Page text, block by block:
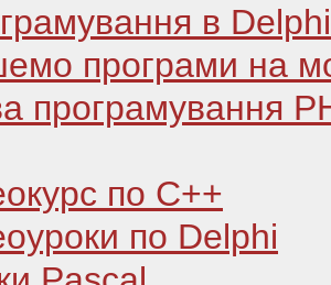
в Delphi
програми на
програмування
по С++
по Delphi